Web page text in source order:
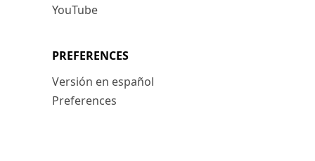
YouTube
PREFERENCES
Versión en español
Preferences